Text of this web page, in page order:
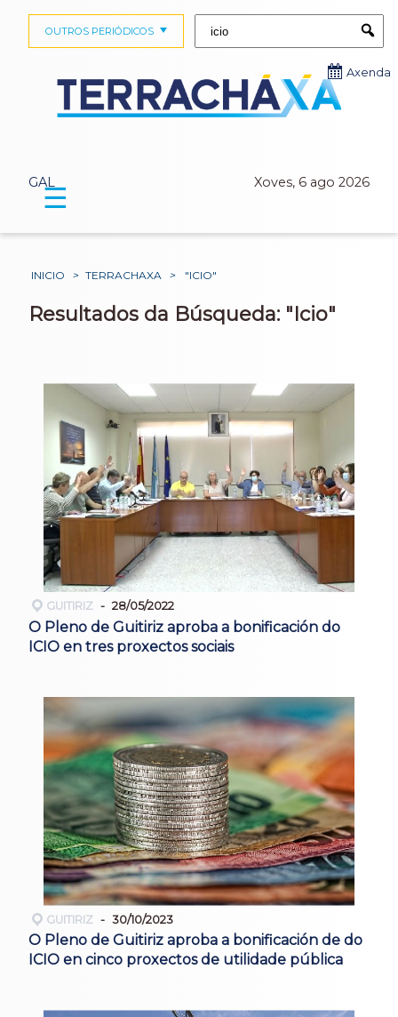
GAL Xoves, 6 ago 2026
OUTROS PERIÓDICOS
Axenda
☰
INICIO > TERRACHAXA > "ICIO"
Resultados da Búsqueda: "Icio"
GUITIRIZ 28/05/2022
O Pleno de Guitiriz aproba a bonificación do
ICIO en tres proxectos sociais
GUITIRIZ 30/10/2023
O Pleno de Guitiriz aproba a bonificación de do
ICIO en cinco proxectos de utilidade pública